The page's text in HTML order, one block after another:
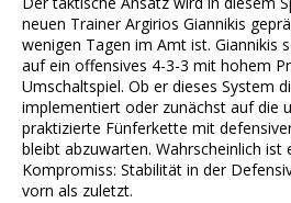
neuen Trainer Argirios Giannikis
wenigen Tagen im Amt ist. Giannikis
auf ein offensives 4-3-3 mit hohem
Umschaltspiel. Ob er dieses System
implementiert oder zunächst auf die
praktizierte Fünferkette mit
bleibt abzuwarten. Wahrscheinlich ist
Kompromiss: Stabilität in der
vorn als zuletzt.